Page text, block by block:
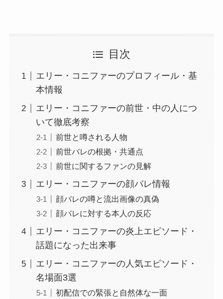
目次
エリー・コニファーのプロフィール・基
本情報
エリー・コニファーの前世・中の人につ
いて徹底考察
前世と噂される人物
前世バレの根拠・共通点
前世に関するファンの見解
エリー・コニファーの顔バレ情報
顔バレの噂と流出画像の真偽
顔バレに対する本人の反応
エリー・コニファーの炎上エピソード・
話題になった出来事
エリー・コニファーの人気エピソード・
名場面3選
初配信での緊張と自然体な一面